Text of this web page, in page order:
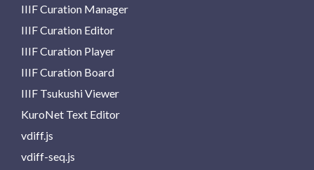
IIIF Curation Manager
IIIF Curation Editor
IIIF Curation Player
IIIF Curation Board
IIIF Tsukushi Viewer
KuroNet Text Editor
vdiff.js
vdiff-seq.js